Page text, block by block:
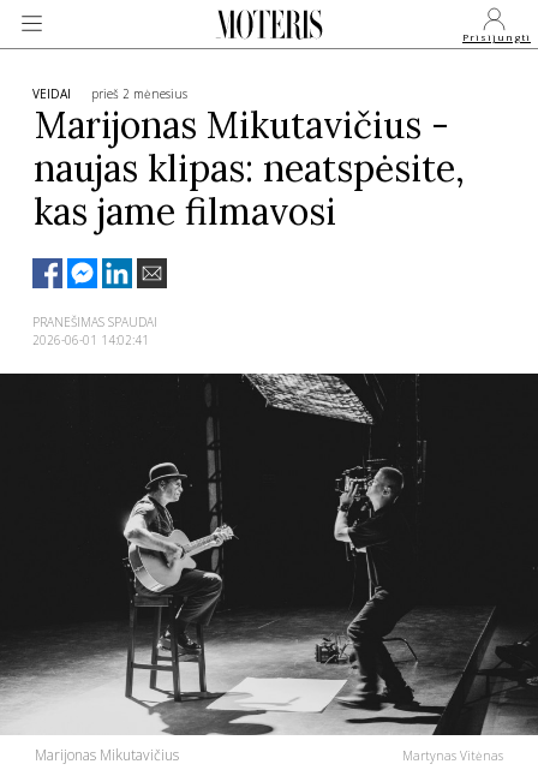
Prisijungti
VEIDAI
MONARCHIJA
MADA
GROŽIS
APIE MANE
PSICHOLOGIJA
HOROSKOPAI
ASTROLOGIJA
VEIDAI prieš 2 mėnesius
Marijonas Mikutavičius -
naujas klipas: neatspėsite,
kas jame filmavosi
PRANEŠIMAS SPAUDAI
2026-06-01 14:02:41
Marijonas Mikutavičius Martynas Vitėnas